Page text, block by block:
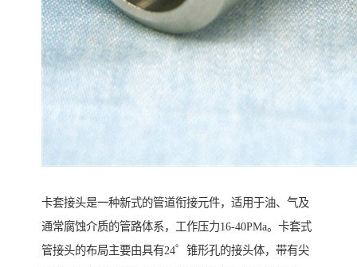
卡套接头是一种新式的管道衔接元件，适用于油、气及
通常腐蚀介质的管路体系，工作压力16-40PMa。卡套式
管接头的布局主要由具有24゜锥形孔的接头体，带有尖